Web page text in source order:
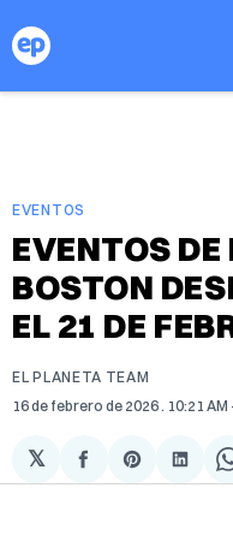
EVENTOS
EVENTOS
BOSTON
EL 21 DE
EL PLANETA TEAM
16 de febrero de 2026 . 10:21 AM
𝕏
Compartir
en
Share
on
en